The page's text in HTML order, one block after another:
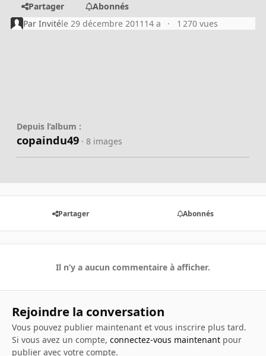
Partager
Abonnés
ParInvitéle 29 décembre 2011 14 a 1 270 vues
Depuis l’album :
copaindu49 · 8 images
Partager Abonnés
Il n’y a aucun commentaire à afficher.
Rejoindre la conversation
Vous pouvez publier maintenant et vous inscrire plus tard.
Si vous avez un compte, connectez-vous maintenantpour
publier avec votre compte.